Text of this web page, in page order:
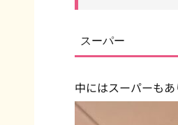
スーパー
中にはスーパーも